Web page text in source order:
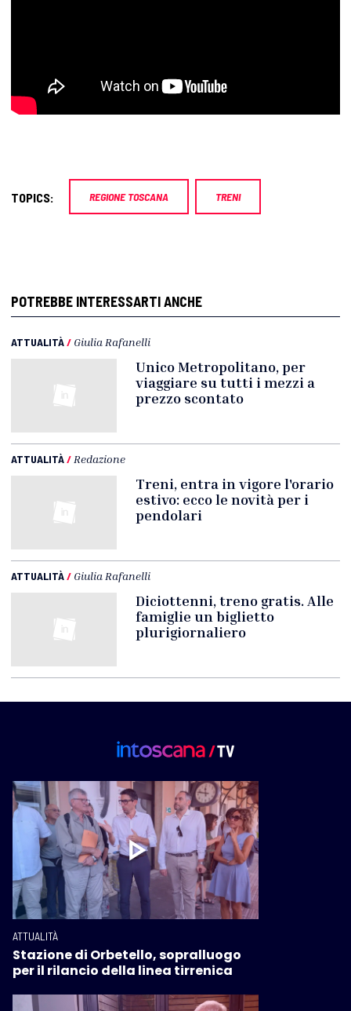
TOPICS: REGIONE TOSCANA TRENI
POTREBBE INTERESSARTI ANCHE
ATTUALITÀ/ Giulia Rafanelli
Unico Metropolitano, per
viaggiare su tutti i mezzi a
prezzo scontato
ATTUALITÀ/ Redazione
Treni, entra in vigore l'orario
estivo: ecco le novità per i
pendolari
ATTUALITÀ/ Giulia Rafanelli
Diciottenni, treno gratis. Alle
famiglie un biglietto
plurigiornaliero
ATTUALITÀ
Stazione di Orbetello, sopralluogo
per il rilancio della linea tirrenica